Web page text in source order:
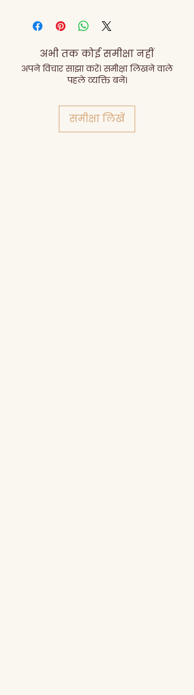
अभी तक कोई समीक्षा नहीं
अपने विचार साझा करें। समीक्षा लिखने वाले
पहले व्यक्ति बनें।
समीक्षा लिखें